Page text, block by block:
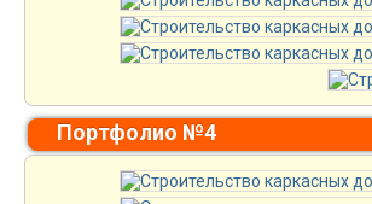
Портфолио №4